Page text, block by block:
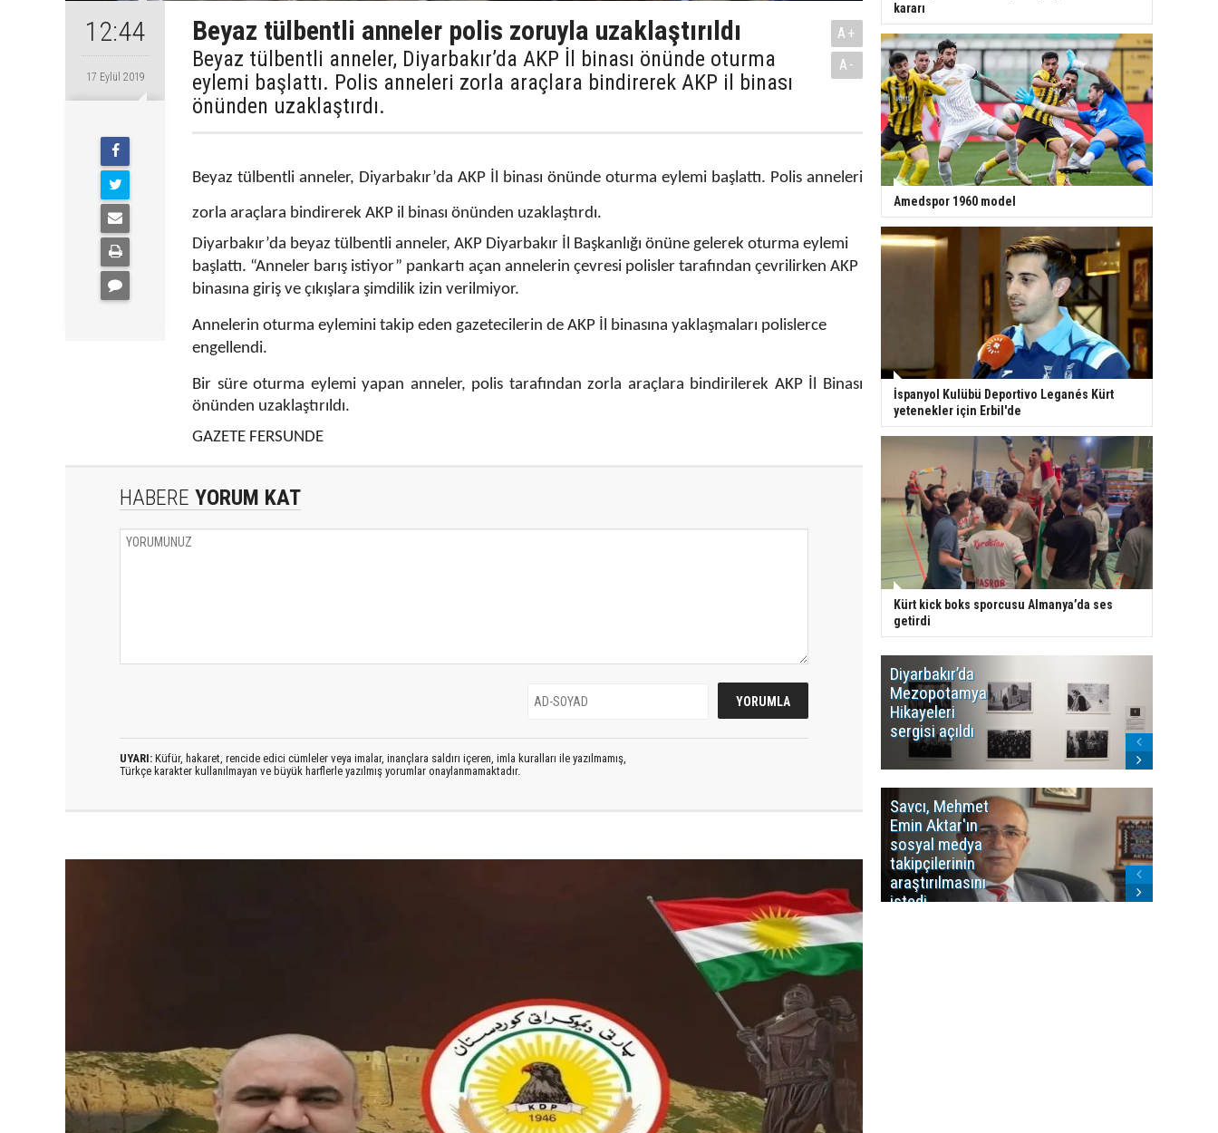
12:44
17 Eylül 2019
Beyaz tülbentli anneler polis zoruyla uzaklaştırıldı
Beyaz tülbentli anneler, Diyarbakır’da AKP İl binası önünde oturma
eylemi başlattı. Polis anneleri zorla araçlara bindirerek AKP il binası
önünden uzaklaştırdı.
A+
A-
Beyaz tülbentli anneler, Diyarbakır’da AKP İl binası önünde oturma eylemi başlattı. Polis anneleri
zorla araçlara bindirerek AKP il binası önünden uzaklaştırdı.
Diyarbakır’da beyaz tülbentli anneler, AKP Diyarbakır İl Başkanlığı önüne gelerek oturma eylemi
başlattı. “Anneler barış istiyor” pankartı açan annelerin çevresi polisler tarafından çevrilirken AKP
binasına giriş ve çıkışlara şimdilik izin verilmiyor.
Annelerin oturma eylemini takip eden gazetecilerin de AKP İl binasına yaklaşmaları polislerce
engellendi.
Bir süre oturma eylemi yapan anneler, polis tarafından zorla araçlara bindirilerek AKP İl Binası
önünden uzaklaştırıldı.
GAZETE FERSUNDE
HABERE YORUM KAT
UYARI: Küfür, hakaret, rencide edici cümleler veya imalar, inançlara saldırı içeren, imla kuralları ile yazılmamış,
Türkçe karakter kullanılmayan ve büyük harflerle yazılmış yorumlar onaylanmamaktadır.
kararı
Amedspor 1960 model
İspanyol Kulübü Deportivo Leganés Kürt
yetenekler için Erbil'de
Kürt kick boks sporcusu Almanya’da ses
getirdi
Diyarbakır’da
Mezopotamya
Hikayeleri
sergisi açıldı
Savcı, Mehmet
Emin Aktar'ın
sosyal medya
takipçilerinin
araştırılmasını
istedi